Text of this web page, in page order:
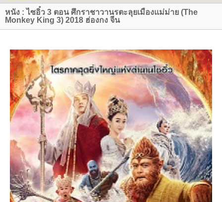
หนัง : ไซอิ๋ว 3 ตอน ศึกราชาวานรตะลุยเมืองแม่ม่าย (The
Monkey King 3) 2018 ฮ่องกง จีน